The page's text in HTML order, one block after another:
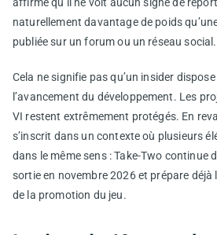
affirme qu’il ne voit aucun signe de
naturellement davantage de poids
publiée sur un forum ou un réseau social.
Cela ne signifie pas qu’un insider
l’avancement du développement. Les
VI restent extrêmement protégés. En
s’inscrit dans un contexte où plusieurs
dans le même sens : Take-Two continue
sortie en novembre 2026 et prépare déjà
de la promotion du jeu.